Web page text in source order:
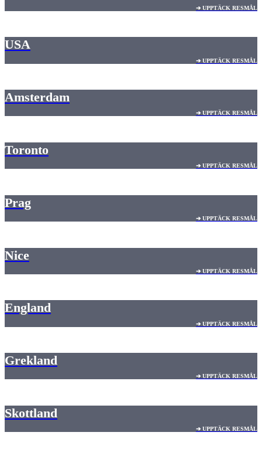
➔ UPPTÄCK RESMÅL
USA
➔ UPPTÄCK RESMÅL
Amsterdam
➔ UPPTÄCK RESMÅL
Toronto
➔ UPPTÄCK RESMÅL
Prag
➔ UPPTÄCK RESMÅL
Nice
➔ UPPTÄCK RESMÅL
England
➔ UPPTÄCK RESMÅL
Grekland
➔ UPPTÄCK RESMÅL
Skottland
➔ UPPTÄCK RESMÅL